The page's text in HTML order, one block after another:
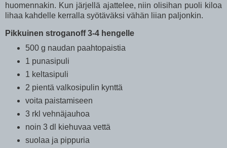
huomennakin. Kun järjellä ajattelee, niin olisihan puoli kiloa
lihaa kahdelle kerralla syötäväksi vähän liian paljonkin.
Pikkuinen stroganoff 3-4 hengelle
500 g naudan paahtopaistia
1 punasipuli
1 keltasipuli
2 pientä valkosipulin kynttä
voita paistamiseen
3 rkl vehnäjauhoa
noin 3 dl kiehuvaa vettä
suolaa ja pippuria